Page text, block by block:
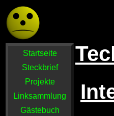
Startseite
Steckbrief
Projekte
Linksammlung
Gästebuch